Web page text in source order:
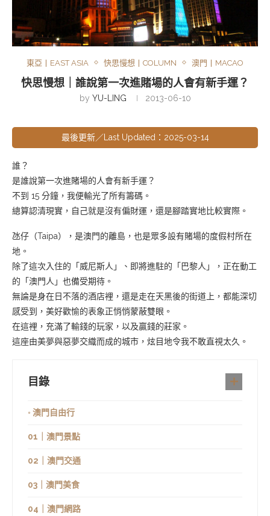
東亞丨EAST ASIA 快思慢想丨COLUMN 澳門丨MACAO
快思慢想｜誰說第一次進賭場的人會有新手運？
by YU-LING 2013-06-10
最後更新／Last Updated：2025-03-14
誰？
是誰說第一次進賭場的人會有新手運？
不到 15 分鐘，我便輸光了所有籌碼。
總算認清現實，自己就是沒有偏財運，還是腳踏實地比較實際。
氹仔（Taipa），是澳門的離島，也是眾多設有賭場的度假村所在
地。
除了這次入住的「威尼斯人」、即將進駐的「巴黎人」，正在動工
的「澳門人」也備受期待。
無論是身在日不落的酒店裡，還是走在天黑後的街道上，都能深切
感受到，美好歡愉的表象正悄悄蒙蔽雙眼。
在這裡，充滿了輸錢的玩家，以及贏錢的莊家。
這座由美夢與惡夢交織而成的城市，炫目地令我不敢直視太久。
目錄
◦ 澳門自由行
01｜澳門景點
02｜澳門交通
03｜澳門美食
04｜澳門網路